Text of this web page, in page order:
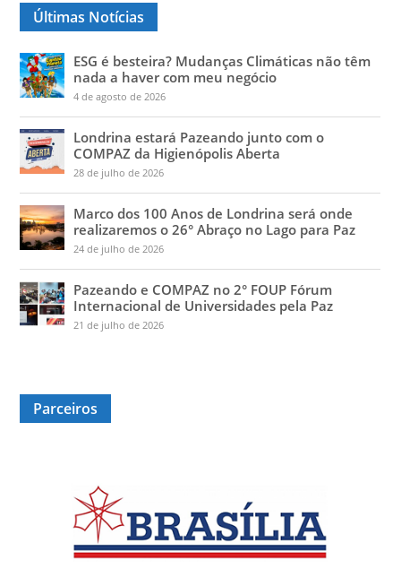
Últimas Notícias
ESG é besteira? Mudanças Climáticas não têm
nada a haver com meu negócio
4 de agosto de 2026
Londrina estará Pazeando junto com o
COMPAZ da Higienópolis Aberta
28 de julho de 2026
Marco dos 100 Anos de Londrina será onde
realizaremos o 26° Abraço no Lago para Paz
24 de julho de 2026
Pazeando e COMPAZ no 2° FOUP Fórum
Internacional de Universidades pela Paz
21 de julho de 2026
Parceiros